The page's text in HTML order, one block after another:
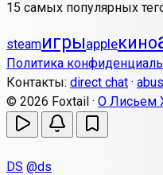
15 самых популярных
steamигрыappleкино
Политика
Контакты: direct chat ·
© 2026 Foxtail · О Лисьем
DS @ds